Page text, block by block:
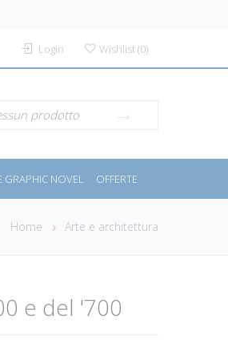
Login Wishlist(0)
prodotto
GRAPHIC NOVEL OFFERTE
Home Arte e architettura
e del '700